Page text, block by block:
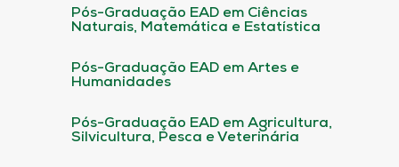
Pós-Graduação EAD em Ciências
Naturais, Matemática e Estatística
Pós-Graduação EAD em Artes e
Humanidades
Pós-Graduação EAD em Agricultura,
Silvicultura, Pesca e Veterinária